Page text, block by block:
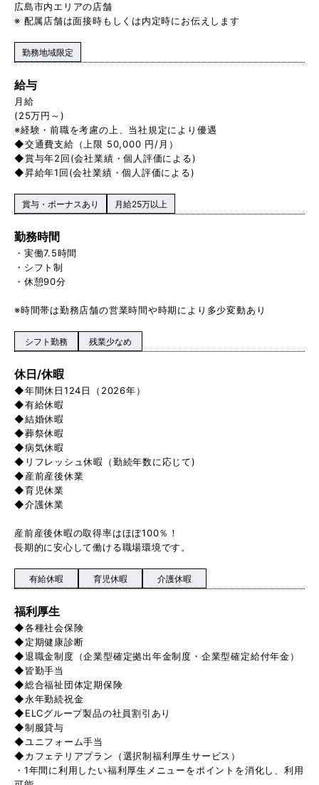
広島市内エリアの店舗
※ 配属店舗は面接時もしくは内定時にお伝えします
勤務地域限定
給与
月給
(25万円～)
※経験・前職を考慮の上、当社規定により優遇
◆交通費支給（上限 50,000 円/月）
◆賞与年2回(会社業績・個人評価による)
◆昇給年1回(会社業績・個人評価による)
賞与・ボーナスあり 月給25万以上
勤務時間
・実働7.5時間
・シフト制
・休憩90分
※時間帯は勤務店舗の営業時間や時期により多少変動あり
シフト勤務 残業少なめ
休日/休暇
◆年間休日124日（2026年）
◆有給休暇
◆結婚休暇
◆葬祭休暇
◆病気休暇
◆リフレッシュ休暇（勤続年数に応じて)
◆産前産後休業
◆育児休業
◆介護休業
産前産後休暇の取得率はほぼ100％！
長期的に安心して働ける職場環境です。
有給休暇 育児休暇 介護休暇
福利厚生
◆各種社会保険
◆定期健康診断
◆退職金制度（企業型確定拠出年金制度・企業型確定給付年金）
◆皆勤手当
◆総合福祉団体定期保険
◆永年勤続祝金
◆ELCグループ製品の社員割引あり
◆制服貸与
◆ユニフォーム手当
◆カフェテリアプラン（選択制福利厚生サービス）
・1年間に利用したい福利厚生メニューをポイントを消化し、利用